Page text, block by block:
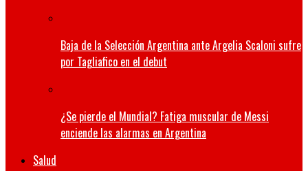
Baja de la Selección Argentina ante Argelia Scaloni sufre
por Tagliafico en el debut
¿Se pierde el Mundial? Fatiga muscular de Messi
enciende las alarmas en Argentina
Salud